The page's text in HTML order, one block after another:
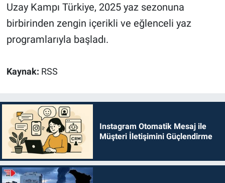
Uzay Kampı Türkiye, 2025 yaz sezonuna
birbirinden zengin içerikli ve eğlenceli yaz
programlarıyla başladı.
Kaynak: RSS
Instagram Otomatik Mesaj ile
Müşteri İletişimini Güçlendirme